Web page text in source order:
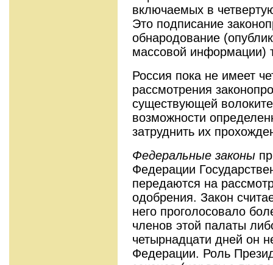
включаемых в
Это подписание
обнародование
массовой информации)
Россия пока не имеет
рассмотрения
существующей
возможности
затруднить их
Федеральные законы
Федерации
передаются на
одобрения. Закон
него проголосовало
членов этой палаты
четырнадцати дней он
Федерации. Роль